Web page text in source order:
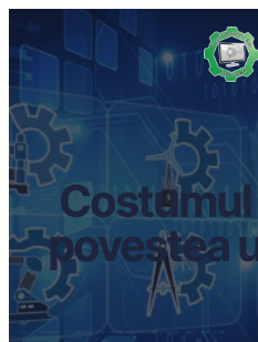
povestea